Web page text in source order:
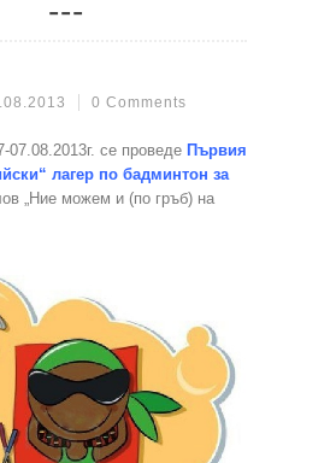
0 Comments
07.08.2013г. се проведе Първия
лагер по бадминтон за
„Ние можем и (по гръб) на